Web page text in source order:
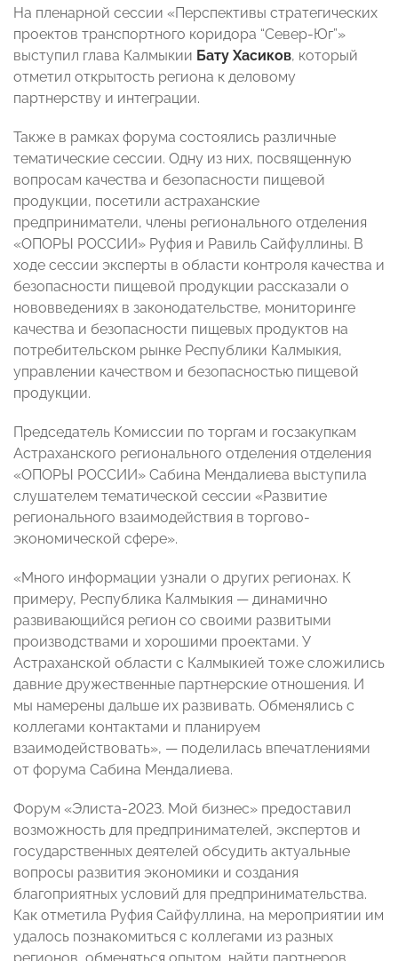
На пленарной сессии «Перспективы стратегических
проектов транспортного коридора “Север-Юг”»
выступил глава Калмыкии Бату Хасиков, который
отметил открытость региона к деловому
партнерству и интеграции.
Также в рамках форума состоялись различные
тематические сессии. Одну из них, посвященную
вопросам качества и безопасности пищевой
продукции, посетили астраханские
предприниматели, члены регионального отделения
«ОПОРЫ РОССИИ» Руфия и Равиль Сайфуллины. В
ходе сессии эксперты в области контроля качества и
безопасности пищевой продукции рассказали о
нововведениях в законодательстве, мониторинге
качества и безопасности пищевых продуктов на
потребительском рынке Республики Калмыкия,
управлении качеством и безопасностью пищевой
продукции.
Председатель Комиссии по торгам и госзакупкам
Астраханского регионального отделения отделения
«ОПОРЫ РОССИИ» Сабина Мендалиева выступила
слушателем тематической сессии «Развитие
регионального взаимодействия в торгово-
экономической сфере».
«Много информации узнали о других регионах. К
примеру, Республика Калмыкия — динамично
развивающийся регион со своими развитыми
производствами и хорошими проектами. У
Астраханской области с Калмыкией тоже сложились
давние дружественные партнерские отношения. И
мы намерены дальше их развивать. Обменялись с
коллегами контактами и планируем
взаимодействовать», — поделилась впечатлениями
от форума Сабина Мендалиева.
Форум «Элиста-2023. Мой бизнес» предоставил
возможность для предпринимателей, экспертов и
государственных деятелей обсудить актуальные
вопросы развития экономики и создания
благоприятных условий для предпринимательства.
Как отметила Руфия Сайфуллина, на мероприятии им
удалось познакомиться с коллегами из разных